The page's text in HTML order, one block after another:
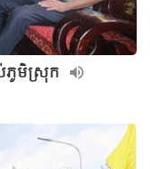
ស់ភូមិស្រុក